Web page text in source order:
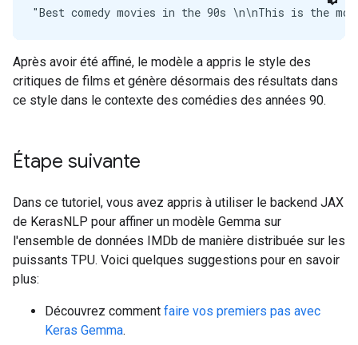
Après avoir été affiné, le modèle a appris le style des
critiques de films et génère désormais des résultats dans
ce style dans le contexte des comédies des années 90.
Étape suivante
Dans ce tutoriel, vous avez appris à utiliser le backend JAX
de KerasNLP pour affiner un modèle Gemma sur
l'ensemble de données IMDb de manière distribuée sur les
puissants TPU. Voici quelques suggestions pour en savoir
plus:
Découvrez comment faire vos premiers pas avec
Keras Gemma.